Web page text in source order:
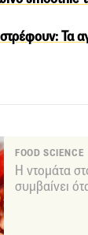
Τα
FOOD SCIENCE
Η ντομάτα
συμβαίνει